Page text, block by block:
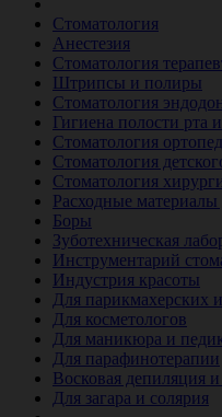
Стоматология
Анестезия
Стоматология
Штрипсы и полиры
Стоматология
Гигиена полости рта
Стоматология
Стоматология
Стоматология
Расходные материалы
Боры
Зуботехническая
Инструментарий
Индустрия красоты
Для парикмахерских
Для косметологов
Для маникюра и
Для парафинотерапии
Восковая депиляция
Для загара и солярия